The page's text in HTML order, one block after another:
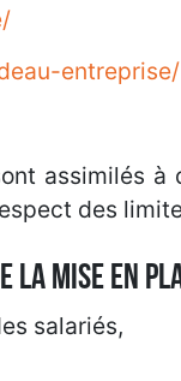
entreprise/
assimilés à
des
MISE EN
salariés,